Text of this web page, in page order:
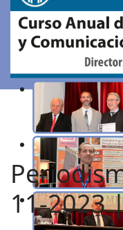
11-2023